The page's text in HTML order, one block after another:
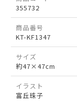
355732
商品番号
KT-KF1347
サイズ
約47×47cm
イラスト
富丘珠子